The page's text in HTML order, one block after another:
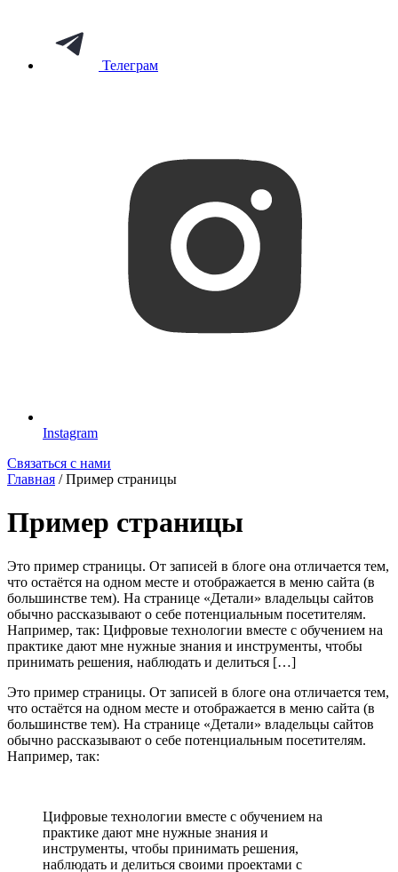
Телеграм
Instagram
Связаться с нами
Главная /Пример страницы
Пример страницы
Это пример страницы. От записей в блоге она отличается тем,
что остаётся на одном месте и отображается в меню сайта (в
большинстве тем). На странице «Детали» владельцы сайтов
обычно рассказывают о себе потенциальным посетителям.
Например, так: Цифровые технологии вместе с обучением на
практике дают мне нужные знания и инструменты, чтобы
принимать решения, наблюдать и делиться […]
Это пример страницы. От записей в блоге она отличается тем,
что остаётся на одном месте и отображается в меню сайта (в
большинстве тем). На странице «Детали» владельцы сайтов
обычно рассказывают о себе потенциальным посетителям.
Например, так:
Цифровые технологии вместе с обучением на
практике дают мне нужные знания и
инструменты, чтобы принимать решения,
наблюдать и делиться своими проектами с